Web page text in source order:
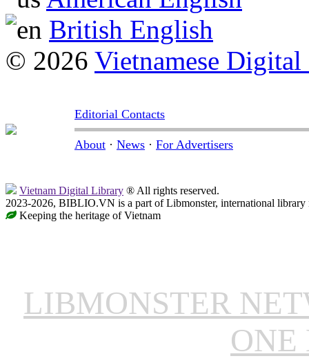
British English
© 2026 Vietnamese
Editorial Contacts
About · News · For Advertisers
Vietnam Digital Library ® All rights reserved.
2023-2026, BIBLIO.VN is a part of Libmonster, international library
Keeping the heritage of Vietnam
LIBMONSTER
ONE